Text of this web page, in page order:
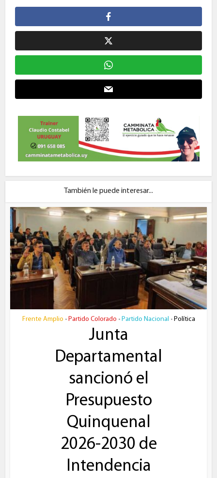
También le puede interesar...
Frente Amplio • Partido Colorado • Partido Nacional • Política
Junta
Departamental
sancionó el
Presupuesto
Quinquenal
2026-2030 de
Intendencia